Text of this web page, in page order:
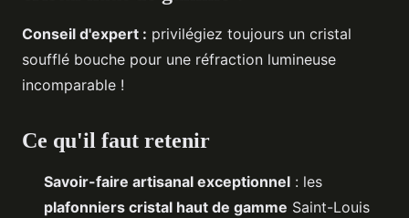
Conseil d'expert : privilégiez toujours un cristal
soufflé bouche pour une réfraction lumineuse
incomparable !
Ce qu'il faut retenir
Savoir-faire artisanal exceptionnel : les
plafonniers cristal haut de gamme Saint-Louis